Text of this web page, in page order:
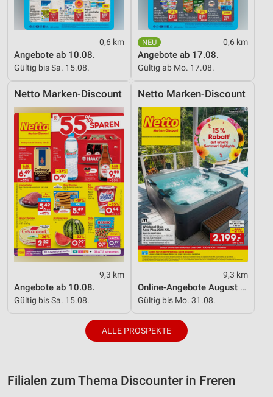
0,6 km
Angebote ab 10.08.
Gültig bis Sa. 15.08.
0,6 km
Angebote ab 17.08.
Gültig ab Mo. 17.08.
Netto Marken-Discount
9,3 km
Angebote ab 10.08.
Gültig bis Sa. 15.08.
Netto Marken-Discount
9,3 km
Online-Angebote August 2026
Gültig bis Mo. 31.08.
ALLE PROSPEKTE
Filialen zum Thema Discounter in Freren